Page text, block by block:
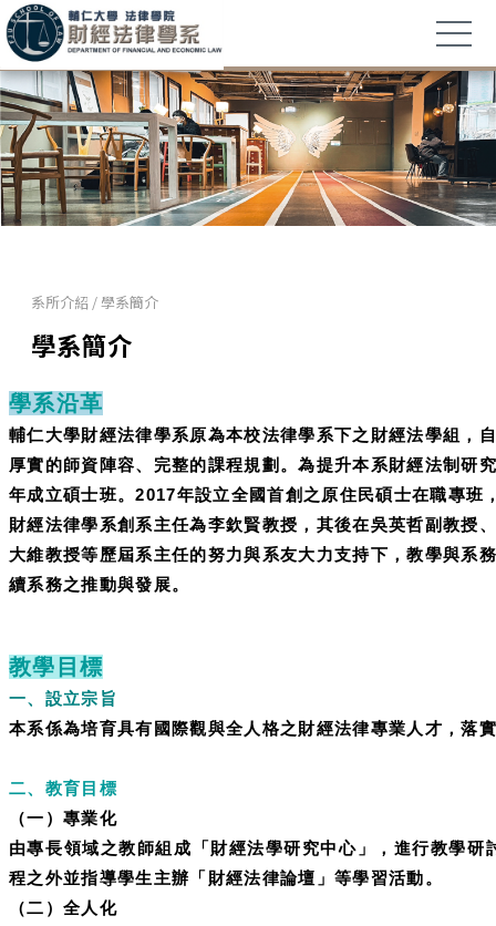
系所介紹 /學系簡介
學系簡介
學系沿革
輔仁大學財經法律學系原為本校法律學系下之財經法學組，
厚實的師資陣容、完整的課程規劃。為提升本系財經法制研
年成立碩士班。2017年設立全國首創之原住民碩士在職專班
財經法律學系創系主任為李欽賢教授，其後在吳英哲副教授
大維教授等歷屆系主任的努力與系友大力支持下，教學與系
續系務之推動與發展。
教學目標
一、設立宗旨
本系係為培育具有國際觀與全人格之財經法律專業人才，落
二、教育目標
（一）專業化
由專長領域之教師組成「財經法學研究中心」，進行教學
程之外並指導學生主辦「財經法律論壇」等學習活動。
（二）全人化